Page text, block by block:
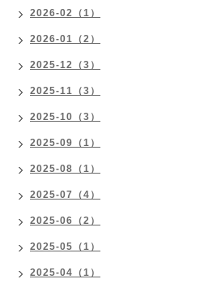
2026-02（1）
2026-01（2）
2025-12（3）
2025-11（3）
2025-10（3）
2025-09（1）
2025-08（1）
2025-07（4）
2025-06（2）
2025-05（1）
2025-04（1）